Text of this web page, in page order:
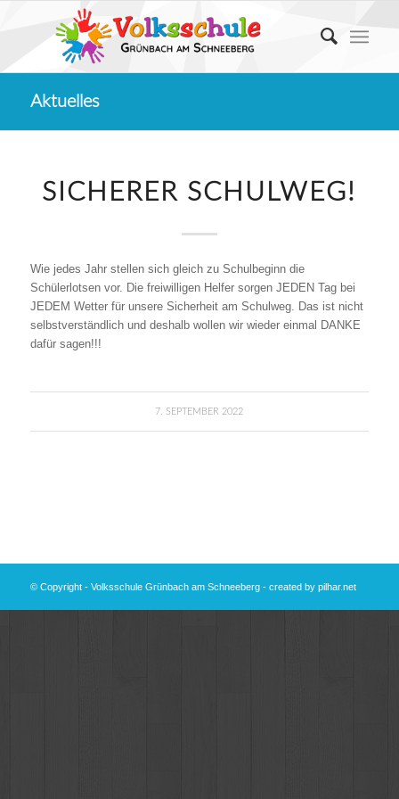
Aktuelles
SICHERER SCHULWEG!
Wie jedes Jahr stellen sich gleich zu Schulbeginn die
Schülerlotsen vor. Die freiwilligen Helfer sorgen JEDEN Tag bei
JEDEM Wetter für unsere Sicherheit am Schulweg. Das ist nicht
selbstverständlich und deshalb wollen wir wieder einmal DANKE
dafür sagen!!!
7. SEPTEMBER 2022
© Copyright - Volksschule Grünbach am Schneeberg - created by pilhar.net